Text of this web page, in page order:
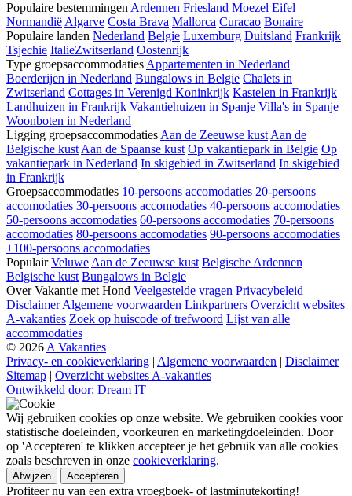
Populaire bestemmingenArdennen Friesland Moezel Eifel
NormandiëAlgarve Costa Brava Mallorca Curacao Bonaire
Populaire landen Nederland Belgie Luxemburg Duitsland Frankrijk
Tsjechie ItalieZwitserland Oostenrijk
Type groepsaccommodatiesAppartementen in Nederland
Boerderijen in Nederland Bungalows in Belgie Chalets in
Zwitserland Cottages in Verenigd Koninkrijk Kastelen in Frankrijk
Landhuizen in Frankrijk Vakantiehuizen in Spanje Villa's in Spanje
Woonboten in Nederland
Ligging groepsaccommodatiesAan de Zeeuwse kustAan de
Belgische kustAan de Spaanse kust Op vakantiepark in Belgie Op
vakantiepark in Nederland In skigebied in Zwitserland In skigebied
in Frankrijk
Groepsaccommodaties 10-persoons accomodaties 20-persoons
accomodaties 30-persoons accomodaties 40-persoons accomodaties
50-persoons accomodaties 60-persoons accomodaties 70-persoons
accomodaties 80-persoons accomodaties 90-persoons accomodaties
+100-persoons accomodaties
Populair VeluweAan de Zeeuwse kust Belgische Ardennen
Belgische kust Bungalows in Belgie
Over Vakantie met Hond Veelgestelde vragen Privacybeleid
DisclaimerAlgemene voorwaarden Linkpartners Overzicht websites
A-vakanties Zoek op huiscode of trefwoord Lijst van alle
accommodaties
© 2026A Vakanties
Privacy- en cookieverklaring | Algemene voorwaarden | Disclaimer |
Sitemap | Overzicht websites A-vakanties
Ontwikkeld door: Dream IT
Wij gebruiken cookies op onze website. We gebruiken cookies voor
statistische doeleinden, voorkeuren en marketingdoeleinden. Door
op 'Accepteren' te klikken accepteer je het gebruik van alle cookies
zoals beschreven in onze cookieverklaring.
Afwijzen Accepteren
Profiteer nu van een extra vroegboek- of lastminutekorting!